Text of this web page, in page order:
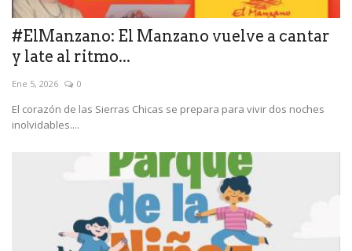
#ElManzano: El Manzano vuelve a cantar
y late al ritmo...
Ene 5, 2026 0
El corazón de las Sierras Chicas se prepara para vivir dos noches
inolvidables....